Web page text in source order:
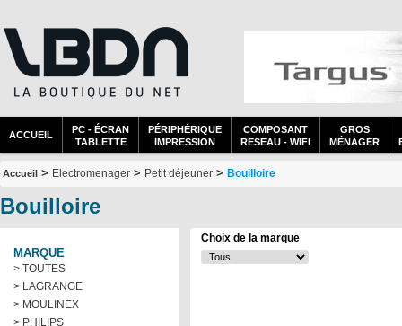
ACCUEIL
PC - ÉCRAN
TABLETTE
PÉRIPHÉRIQUE
IMPRESSION
COMPOSANT
RESEAU - WIFI
GROS
MÉNAGER
Accueil > Electromenager > Petit déjeuner > Bouilloire
Bouilloire
MARQUE
> TOUTES
> LAGRANGE
> MOULINEX
> PHILIPS
Choix de la marque